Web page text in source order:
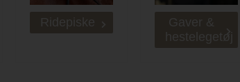
Ridepiske
Gaver &
hestelegetøj